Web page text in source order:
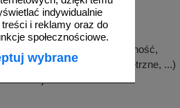
indywidualnie
i reklamy oraz do
społecznościowe.
wybrane
wymiary
(mocowanie, chromatyczność,
na czynniki zewnętrzne, ...)